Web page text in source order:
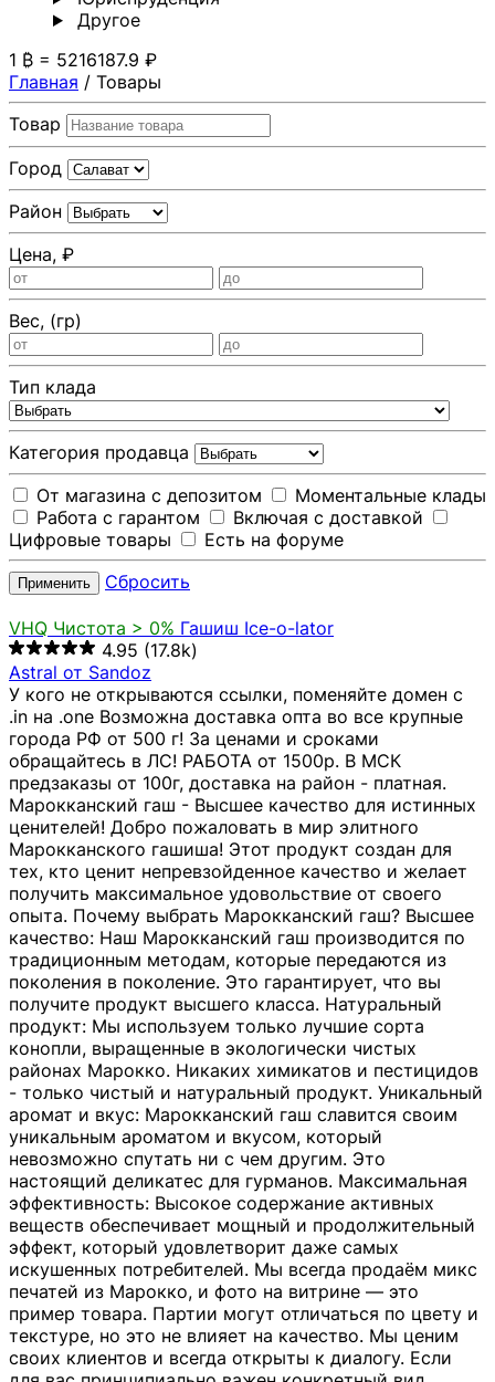
Другoе
1 ₿ = 5216187.9 ₽
Главная / Товары
Товар
Город
Район
Цена, ₽
Вес, (гр)
Тип клада
Категория продавца
От магазина с депозитом
Моментальные клады
Работа с гарантом
Включая с доставкой
Цифровые товары
Есть на форуме
Применить Сбросить
VHQ Чистота > 0% Гашиш Ice-o-lator
4.95 (17.8k)
Astral от Sandoz
У кого не открываются ссылки, поменяйте домен с
.in на .one Возможна доставка опта во все крупные
города РФ от 500 г! За ценами и сроками
обращайтесь в ЛС! РАБОТА от 1500р. В МСК
предзаказы от 100г, доставка на район - платная.
Марокканский гаш - Высшее качество для истинных
ценителей! Добро пожаловать в мир элитного
Марокканского гашиша! Этот продукт создан для
тех, кто ценит непревзойденное качество и желает
получить максимальное удовольствие от своего
опыта. Почему выбрать Марокканский гаш? Высшее
качество: Наш Марокканский гаш производится по
традиционным методам, которые передаются из
поколения в поколение. Это гарантирует, что вы
получите продукт высшего класса. Натуральный
продукт: Мы используем только лучшие сорта
конопли, выращенные в экологически чистых
районах Марокко. Никаких химикатов и пестицидов
- только чистый и натуральный продукт. Уникальный
аромат и вкус: Марокканский гаш славится своим
уникальным ароматом и вкусом, который
невозможно спутать ни с чем другим. Это
настоящий деликатес для гурманов. Максимальная
эффективность: Высокое содержание активных
веществ обеспечивает мощный и продолжительный
эффект, который удовлетворит даже самых
искушенных потребителей. Мы всегда продаём микс
печатей из Марокко, и фото на витрине — это
пример товара. Партии могут отличаться по цвету и
текстуре, но это не влияет на качество. Мы ценим
своих клиентов и всегда открыты к диалогу. Если